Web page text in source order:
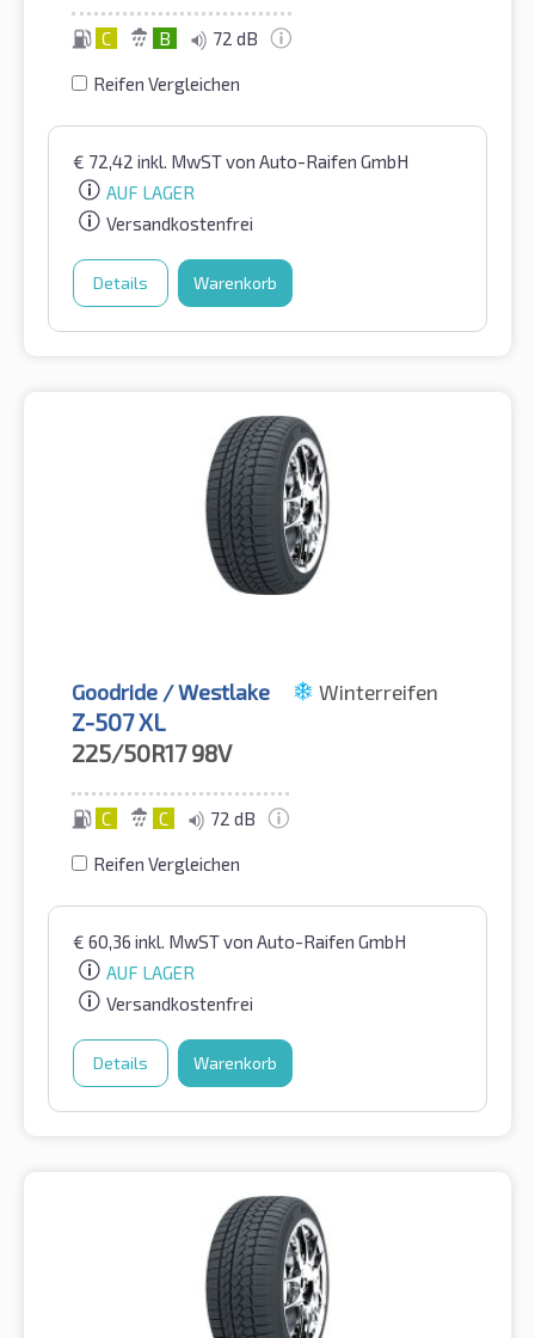
C B 72 dB
Reifen Vergleichen
€ 72,42 inkl. MwSTvon Auto-Raifen GmbH
AUF LAGER
Versandkostenfrei
Details Warenkorb
Goodride / Westlake Winterreifen
Z-507 XL
225/50R17 98V
C C 72 dB
Reifen Vergleichen
€ 60,36 inkl. MwSTvon Auto-Raifen GmbH
AUF LAGER
Versandkostenfrei
Details Warenkorb